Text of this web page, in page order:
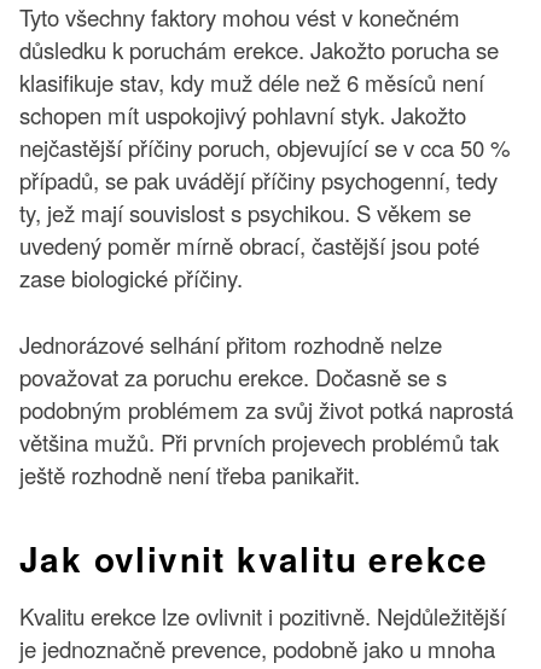
Tyto všechny faktory mohou vést v konečném
důsledku k poruchám erekce. Jakožto porucha se
klasifikuje stav, kdy muž déle než 6 měsíců není
schopen mít uspokojivý pohlavní styk. Jakožto
nejčastější příčiny poruch, objevující se v cca 50 %
případů, se pak uvádějí příčiny psychogenní, tedy
ty, jež mají souvislost s psychikou. S věkem se
uvedený poměr mírně obrací, častější jsou poté
zase biologické příčiny.
Jednorázové selhání přitom rozhodně nelze
považovat za poruchu erekce. Dočasně se s
podobným problémem za svůj život potká naprostá
většina mužů. Při prvních projevech problémů tak
ještě rozhodně není třeba panikařit.
Jak ovlivnit kvalitu erekce
Kvalitu erekce lze ovlivnit i pozitivně. Nejdůležitější
je jednoznačně prevence, podobně jako u mnoha